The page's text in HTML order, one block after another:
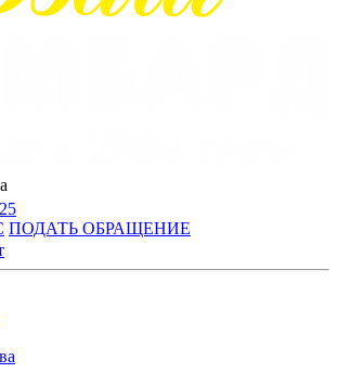
ПОДАТЬ ОБРАЩЕНИЕ